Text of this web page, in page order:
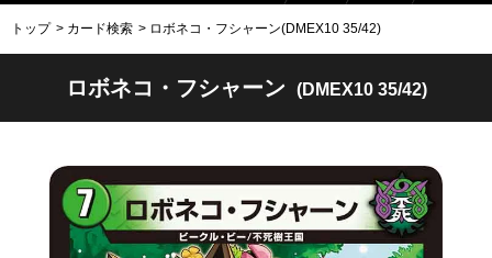
トップ カード検索 ロボネコ・フシャーン(DMEX10 35/42)
ロボネコ・フシャーン (DMEX10 35/42)